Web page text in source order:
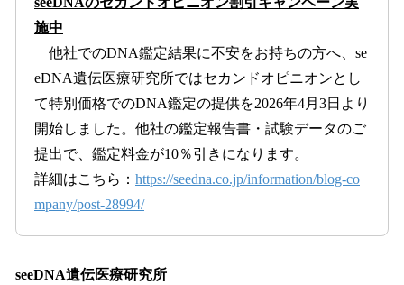
施中
他社でのDNA鑑定結果に不安をお持ちの方へ、se
eDNA遺伝医療研究所ではセカンドオピニオンとし
て特別価格でのDNA鑑定の提供を2026年4月3日より
開始しました。他社の鑑定報告書・試験データのご
提出で、鑑定料金が10％引きになります。
詳細はこちら： https://seedna.co.jp/information/blog-co
mpany/post-28994/
seeDNA遺伝医療研究所